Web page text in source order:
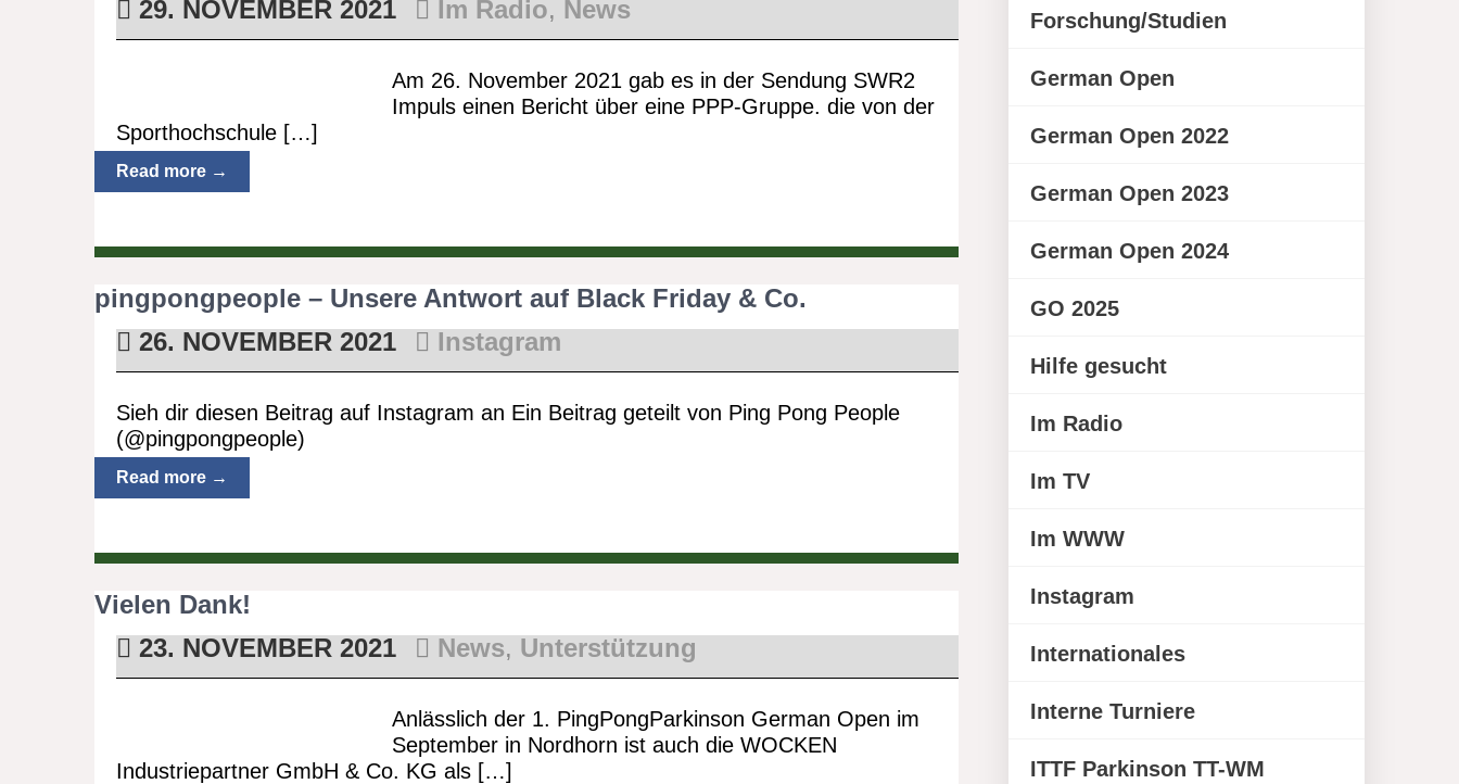
29. NOVEMBER 2021
Im Radio, News
Am 26. November 2021 gab es in der Sendung SWR2
Impuls einen Bericht über eine PPP-Gruppe. die von der
Sporthochschule […]
Read more →
pingpongpeople – Unsere Antwort auf Black Friday & Co.
26. NOVEMBER 2021
Instagram
Sieh dir diesen Beitrag auf Instagram an Ein Beitrag geteilt von Ping Pong People
(@pingpongpeople)
Read more →
Vielen Dank!
23. NOVEMBER 2021
News, Unterstützung
Anlässlich der 1. PingPongParkinson German Open im
September in Nordhorn ist auch die WOCKEN
Industriepartner GmbH & Co. KG als […]
Forschung/Studien
German Open
German Open 2022
German Open 2023
German Open 2024
GO 2025
Hilfe gesucht
Im Radio
Im TV
Im WWW
Instagram
Internationales
Interne Turniere
ITTF Parkinson TT-WM